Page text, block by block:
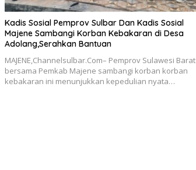
Kadis Sosial Pemprov Sulbar Dan Kadis Sosial
Majene Sambangi Korban Kebakaran di Desa
Adolang,Serahkan Bantuan
MAJENE,Channelsulbar.Com– Pemprov Sulawesi Barat
bersama Pemkab Majene sambangi korban korban
kebakaran ini menunjukkan kepedulian nyata…